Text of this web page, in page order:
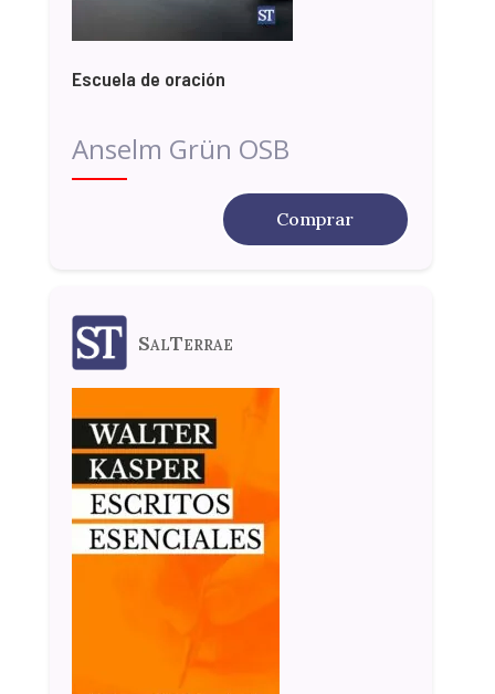
Escuela de oración
Anselm Grün OSB
Comprar
SalTerrae